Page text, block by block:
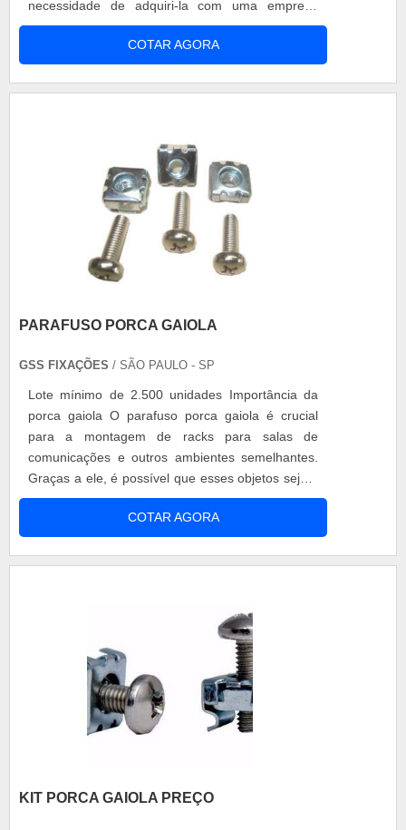
necessidade de adquiri-la com uma empresa
renomada no mercado e que, de preferência,
atue como fabricante de parafusos de inox. Tipos
de parafusos Uma boa fábrica de parafusos de
COTAR AGORA
PARAFUSO PORCA GAIOLA
GSS FIXAÇÕES / SÃO PAULO - SP
Lote mínimo de 2.500 unidades Importância da
porca gaiola O parafuso porca gaiola é crucial
para a montagem de racks para salas de
comunicações e outros ambientes semelhantes.
Graças a ele, é possível que esses objetos sejam
fixados e que se mantenham em pé,
possibilitando que os racks suportem o peso de
diversos equipamentos eletrônicos que serão
COTAR AGORA
KIT PORCA GAIOLA PREÇO